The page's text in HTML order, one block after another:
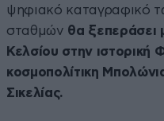
ψηφιακό καταγραφικό
σταθμών θα ξεπεράσει
Κελσίου στην ιστορική
κοσμοπολίτικη
Σικελίας.